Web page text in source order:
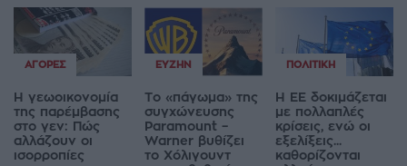
ΑΓΟΡΈΣ
Η γεωοικονομία
της παρέμβασης
στο γεν: Πώς
αλλάζουν οι
ισορροπίες
ΕΥΖΗΝ
Το «πάγωμα» της
συγχώνευσης
Paramount –
Warner βυθίζει
το Χόλιγουντ
ΠΟΛΙΤΙΚΉ
Η ΕΕ δοκιμάζεται
με πολλαπλές
κρίσεις, ενώ οι
εξελίξεις...
καθορίζονται